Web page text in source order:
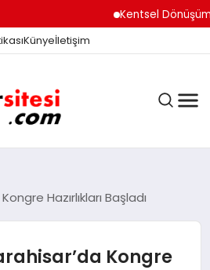
Kentsel Dönüşüm Ofisi
Künyeİletişim
Hazırlıkları Başladı
Kongre